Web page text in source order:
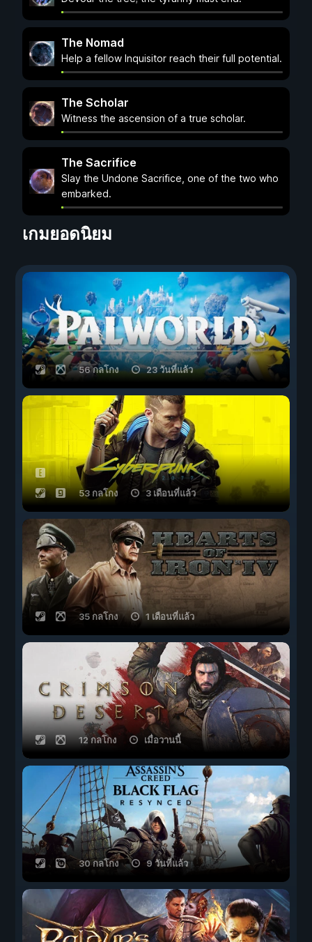
The Nomad
Help a fellow Inquisitor reach their full potential.
The Scholar
Witness the ascension of a true scholar.
The Sacrifice
Slay the Undone Sacrifice, one of the two who
embarked.
เกมยอดนิยม
56 กลโกง 23 วันที่แล้ว
53 กลโกง 3 เดือนที่แล้ว
35 กลโกง 1 เดือนที่แล้ว
12 กลโกง เมื่อวานนี้
30 กลโกง 9 วันที่แล้ว